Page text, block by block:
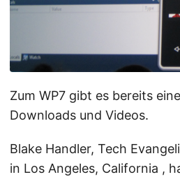
Zum WP7 gibt es bereits
Downloads und Videos.
Blake Handler, Tech
in Los Angeles, California ,